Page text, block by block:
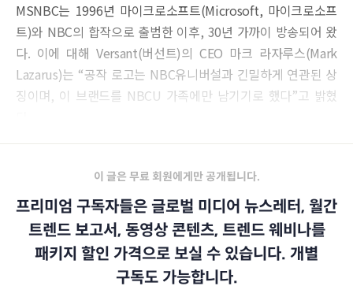
MSNBC는 1996년 마이크로소프트(Microsoft, 마이크로소프
트)와 NBC의 합작으로 출범한 이후, 30년 가까이 방송되어 왔
다. 이에 대해 Versant(버선트)의 CEO 마크 라자루스(Mark
Lazarus)는 “공작 로고는 NBC유니버설과 긴밀하게 연관된 상
징이며, 이 브랜드를 NBCU 가족에만 남기기로 했다”고 밝혔
이 글은 무료 회원에게만 공개됩니다.
프리미엄 구독자들은 글로벌 미디어 뉴스레터, 월간
트렌드 보고서, 동영상 콘텐츠, 트렌드 웨비나를
패키지 할인 가격으로 보실 수 있습니다. 개별
구독도 가능합니다.